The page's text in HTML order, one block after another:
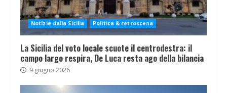
Notizie dalla Sicilia Politica & retroscena
La Sicilia del voto locale scuote il centrodestra: il
campo largo respira, De Luca resta ago della bilancia
9 giugno 2026